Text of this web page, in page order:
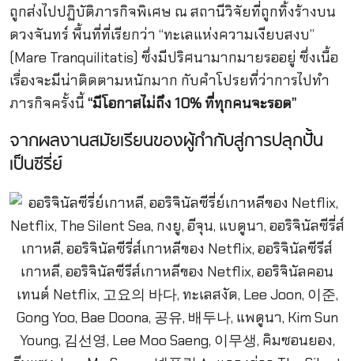
ถูกส่งไปปฏิบัติภารกิจพิเศษ ณ สถานีวิจัยที่ถูกทิ้งร้างบน
ดวงจันทร์ พื้นที่ที่เรียกว่า “ทะเลแห่งความเงียบสงบ”
(Mare Tranquilitatis) ซึ่งมีปริศนามากมายรออยู่ ซึ่งเนื้อ
เรื่องจะมีน่าติดตามหนักมาก กับคำโปรยที่ว่าการไปทำ
ภารกิจครั้งนี้ “มีโอกาสไม่ถึง 10% ที่ทุกคนจะรอด”
จากผลงานสมัยเรียนของผู้กำกับสู่การปลุกปั้น
เป็นซีรี่ย์